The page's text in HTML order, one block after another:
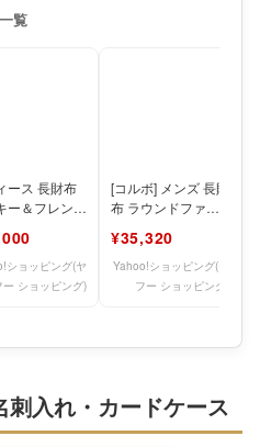
覧
ース 長財布
ー＆フレンズ
ォレット デ
ショッピング(ヤ
ー ショッピング)
[コルボ] メンズ 長財
布 ラウンドファス
ン型 8LC-995
¥35,320
Yahoo!ショッピング(ヤ
フー ショッピング)
入れ・カードケース